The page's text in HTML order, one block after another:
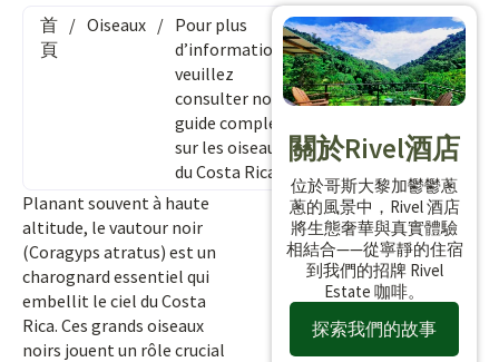
首
頁
/ Oiseaux / Pour plus
d’informations,
veuillez
consulter notre
guide complet
sur les oiseaux
du Costa Rica.
Planant souvent à haute
altitude, le vautour noir
(Coragyps atratus) est un
charognard essentiel qui
embellit le ciel du Costa
Rica. Ces grands oiseaux
noirs jouent un rôle crucial
關於Rivel酒店
位於哥斯大黎加鬱鬱蔥
蔥的風景中，Rivel 酒店
將生態奢華與真實體驗
相結合——從寧靜的住宿
到我們的招牌 Rivel
Estate 咖啡。
探索我們的故事